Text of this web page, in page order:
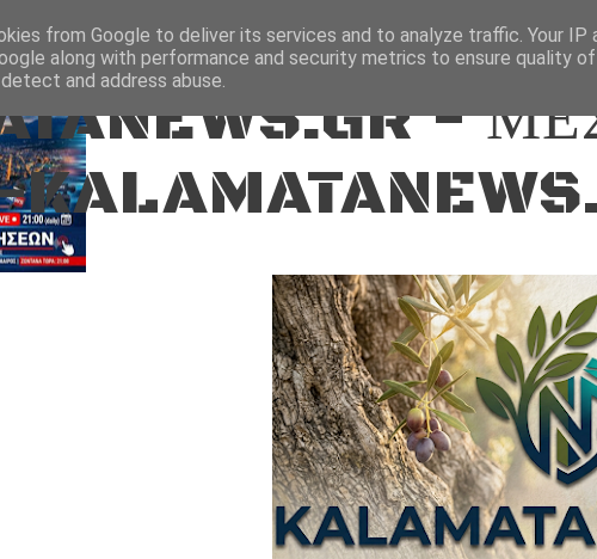
-
from Google to deliver its services and to analyze traffic. Your IP
along with performance and security metrics to ensure quality
and address abuse.